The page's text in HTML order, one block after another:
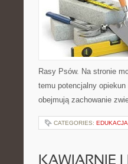
Rasy Psów. Na stronie
temu potencjalny
obejmują zachowanie
CATEGORIES:
KAWIARNIE